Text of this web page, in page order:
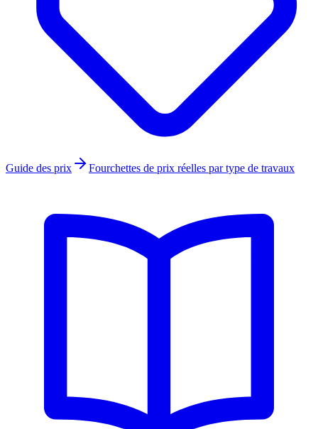
Guide des prix Fourchettes de prix réelles par type de travaux